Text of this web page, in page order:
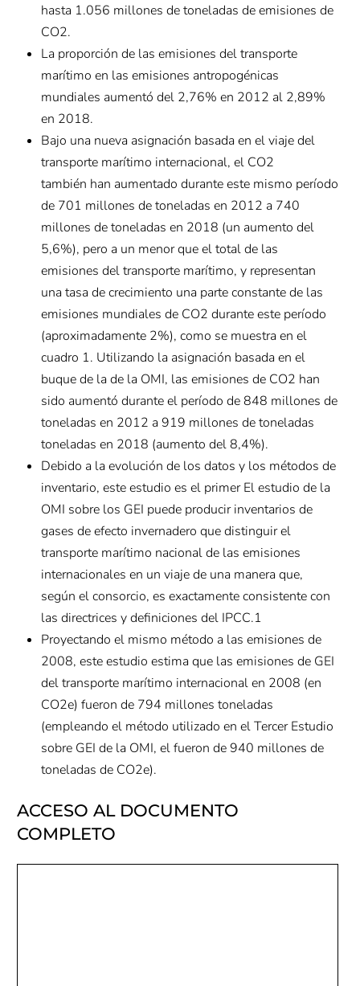
hasta 1.056 millones de toneladas de emisiones de
CO2.
La proporción de las emisiones del transporte
marítimo en las emisiones antropogénicas
mundiales aumentó del 2,76% en 2012 al 2,89%
en 2018.
Bajo una nueva asignación basada en el viaje del
transporte marítimo internacional, el CO2
también han aumentado durante este mismo período
de 701 millones de toneladas en 2012 a 740
millones de toneladas en 2018 (un aumento del
5,6%), pero a un menor que el total de las
emisiones del transporte marítimo, y representan
una tasa de crecimiento una parte constante de las
emisiones mundiales de CO2 durante este período
(aproximadamente 2%), como se muestra en el
cuadro 1. Utilizando la asignación basada en el
buque de la de la OMI, las emisiones de CO2 han
sido aumentó durante el período de 848 millones de
toneladas en 2012 a 919 millones de toneladas
toneladas en 2018 (aumento del 8,4%).
Debido a la evolución de los datos y los métodos de
inventario, este estudio es el primer El estudio de la
OMI sobre los GEI puede producir inventarios de
gases de efecto invernadero que distinguir el
transporte marítimo nacional de las emisiones
internacionales en un viaje de una manera que,
según el consorcio, es exactamente consistente con
las directrices y definiciones del IPCC.1
Proyectando el mismo método a las emisiones de
2008, este estudio estima que las emisiones de GEI
del transporte marítimo internacional en 2008 (en
CO2e) fueron de 794 millones toneladas
(empleando el método utilizado en el Tercer Estudio
sobre GEI de la OMI, el fueron de 940 millones de
toneladas de CO2e).
ACCESO AL DOCUMENTO
COMPLETO